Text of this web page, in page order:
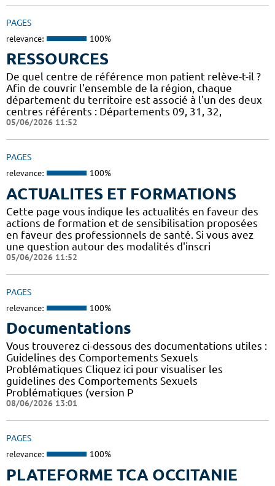
PAGES
relevance: 100%
RESSOURCES
De quel centre de référence mon patient relève-t-il ?
Afin de couvrir l'ensemble de la région, chaque
département du territoire est associé à l'un des deux
centres référents : Départements 09, 31, 32,
05/06/2026 11:52
PAGES
relevance: 100%
ACTUALITES ET FORMATIONS
Cette page vous indique les actualités en faveur des
actions de formation et de sensibilisation proposées
en faveur des professionnels de santé. Si vous avez
une question autour des modalités d'inscri
05/06/2026 11:52
PAGES
relevance: 100%
Documentations
Vous trouverez ci-dessous des documentations utiles :
Guidelines des Comportements Sexuels
Problématiques Cliquez ici pour visualiser les
guidelines des Comportements Sexuels
Problématiques (version P
08/06/2026 13:01
PAGES
relevance: 100%
PLATEFORME TCA OCCITANIE